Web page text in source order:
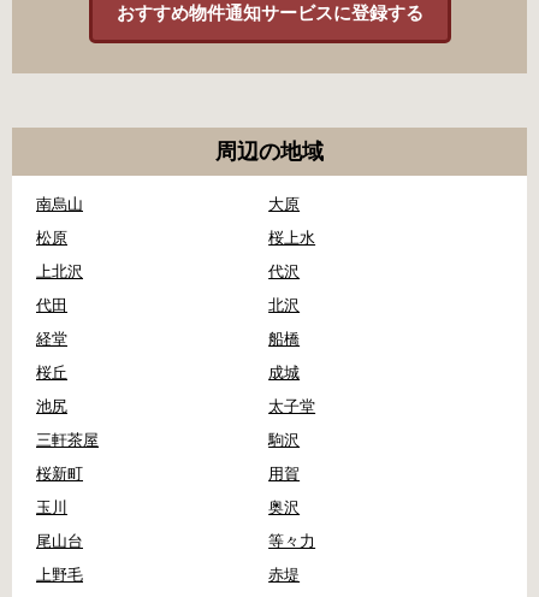
おすすめ物件通知サービスに登録する
周辺の地域
南烏山
大原
松原
桜上水
上北沢
代沢
代田
北沢
経堂
船橋
桜丘
成城
池尻
太子堂
三軒茶屋
駒沢
桜新町
用賀
玉川
奥沢
尾山台
等々力
上野毛
赤堤